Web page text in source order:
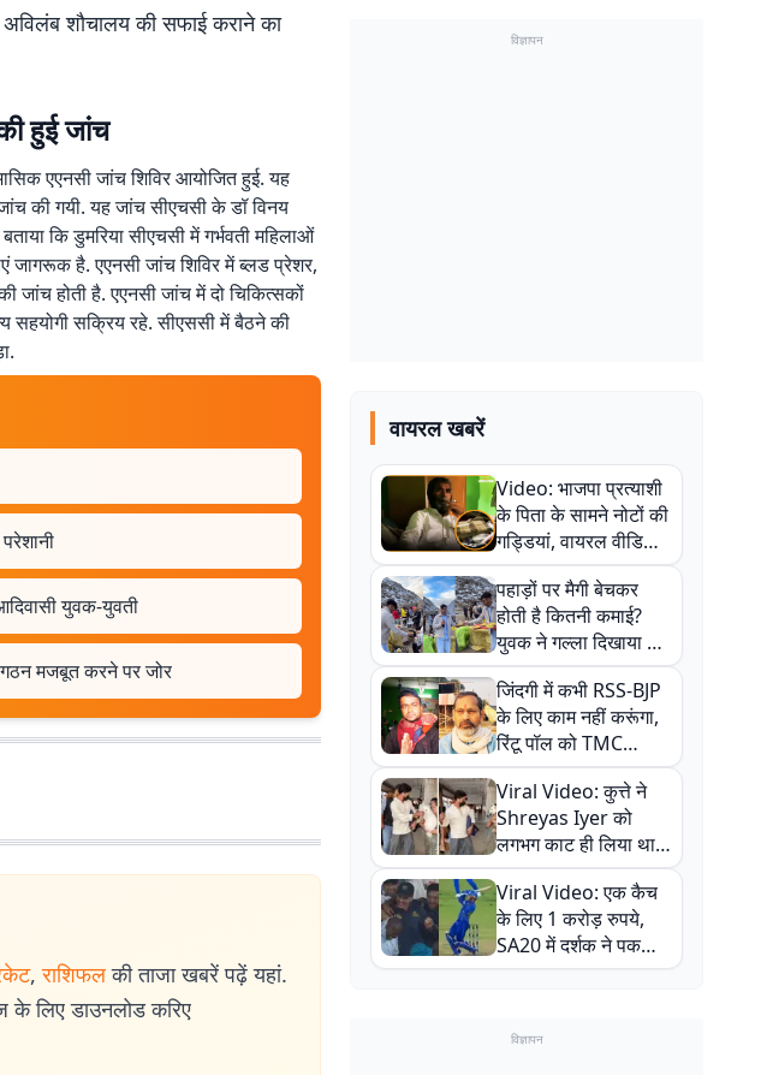
शौचालय की सफाई कराने का
हुई जांच
एएनसी जांच शिविर आयोजित हुई. यह
जांच की गयी. यह जांच सीएचसी के डॉ विनय
कि डुमरिया सीएचसी में गर्भवती महिलाओं
जागरूक है. एएनसी जांच शिविर में ब्लड प्रेशर,
जांच होती है. एएनसी जांच में दो चिकित्सकों
सहयोगी सक्रिय रहे. सीएससी में बैठने की
युवक-युवती
मजबूत करने पर जोर
, राशिफल की ताजा खबरें पढ़ें यहां.
लिए डाउनलोड करिए
विज्ञापन
वायरल खबरें
Video: भाजपा प्रत्याशी
के पिता के सामने नोटों की
गड्डियां, वायरल वीडियो
से राजनीति में उबाल,
अजित महतो बोले- TMC
की गंदी चाल
पहाड़ों पर मैगी बेचकर
होती है कितनी कमाई?
युवक ने गल्ला दिखाया तो
नौकरी वालों के खड़े हो गए
कान
जिंदगी में कभी RSS-BJP
के लिए काम नहीं करूंगा,
रिंटू पॉल को TMC
ऑफिस में ले जाकर पीटा,
Video वायरल
Viral Video: कुत्ते ने
Shreyas Iyer को
लगभग काट ही लिया था,
न्यूजीलैंड सीरीज से पहले
बाल-बाल बचे
Viral Video: एक कैच
के लिए 1 करोड़ रुपये,
SA20 में दर्शक ने पकड़ा
एक हाथ से गजब का कैच
विज्ञापन